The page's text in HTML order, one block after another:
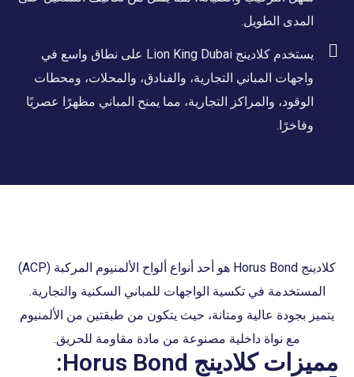
المدى الطويل.
يستخدم كلادينج Lion King Dubai على نطاق واسع في
واجهات المباني التجارية، والفنادق، والمحلات، ومحطات
الوقود، والمراكز التجارية، مما يمنح المباني مظهرًا عصريًا
وفاخرًا.
كلادينج Horus Bond هو أحد أنواع ألواح الألمنيوم المركبة (ACP)
المستخدمة في تكسية الواجهات للمباني السكنية والتجارية.
يتميز بجودة عالية ومتانة، حيث يتكون من طبقتين من الألمنيوم
مع نواة داخلية مصنوعة من مادة مقاومة للحريق.
مميزات كلادينج Horus Bond: